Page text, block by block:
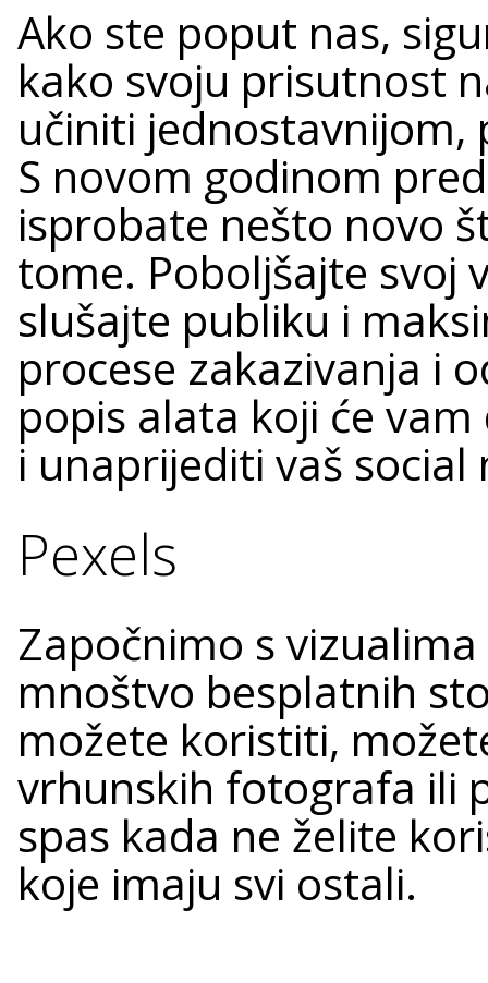
Ako ste poput nas,
kako svoju prisutnost
učiniti
S novom godinom
isprobate nešto novo
tome. Poboljšajte svoj
slušajte publiku i
procese zakazivanja i
popis alata koji će
i unaprijediti vaš
Pexels
Započnimo s
mnoštvo besplatnih
možete koristiti,
vrhunskih fotografa ili
spas kada ne želite
koje imaju svi ostali.